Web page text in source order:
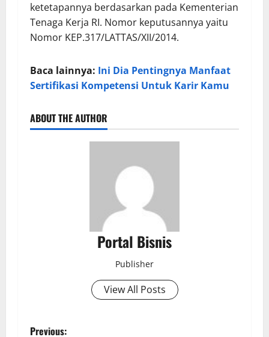
ketetapannya berdasarkan pada Kementerian
Tenaga Kerja RI. Nomor keputusannya yaitu
Nomor KEP.317/LATTAS/XII/2014.
Baca lainnya: Ini Dia Pentingnya Manfaat
Sertifikasi Kompetensi Untuk Karir Kamu
ABOUT THE AUTHOR
Portal Bisnis
Publisher
View All Posts
Previous: